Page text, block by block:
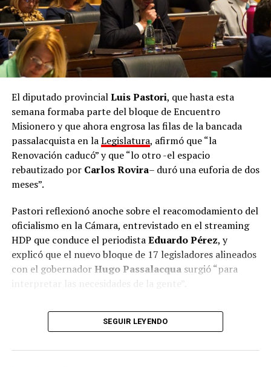
El diputado provincialLuis Pastori, que hasta esta
semana formaba parte del bloque de Encuentro
Misionero y que ahora engrosa las filas de la bancada
passalacquista en laLegislatura, afirmó que “la
Renovación caducó” y que “lo otro -el espacio
rebautizado por Carlos Rovira– duró una euforia de dos
meses”.
Pastori reflexionó anoche sobre el reacomodamiento del
oficialismo en la Cámara, entrevistado en el streaming
HDP que conduce el periodistaEduardo Pérez, y
explicó que el nuevo bloque de 17 legisladores alineados
con el gobernadorHugo Passalacquasurgió “para
interpretar las necesidades de la gente”.
“La política tiene la responsabilidad de interpretar la
necesidad de la gente y transformarla en soluciones”,
pierde esa capacidad de interpretar lo que necesita la
SEGUIR LEYENDO